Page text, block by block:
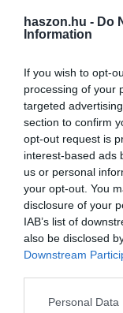
haszon.hu - Do
Information
If you wish to opt-
processing of your
targeted
section to confirm
opt-out request is
interest-based ads
us or personal
your opt-out. You
disclosure of your
IAB’s list of
also be disclosed
Downstream
Please note that
Personal
bizalmatlanság
bizonytalanság,
állásukra:
magukat, nem
Bizalmatlanok az új
akarnak mozogni.
mint csapatuk
Olvasd el ezt
Mit jelent a
A csendes